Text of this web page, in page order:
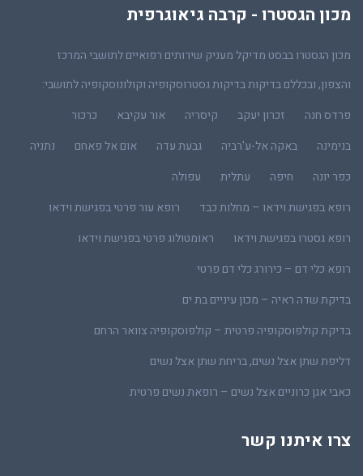
מכון הגסטרו - קרבה גיאוגרפית
מכון הגסטרו בבסט מדיקל מעניק שירותים רפואיים לתושבי המרכז
והצפון, ובכללם בדיקות בדיקות גסטרוסקופיה וקולונוסקופיה לתושבי:
פרדס חנה
זכרון יעקב קיסריה אור עקיבא
כרכור
בנימינה
באקה אל-ע'רביה גבעת עדה אום אל פאחם
נתניה
כפר יונה
חיפה עתלית
עפולה
רופא בפגישת וידאו – מחלות כבד
רופא עור פרטי בפגישת וידאו
רופא גסטרו בפגישת וידאו
ראומטולוג פרטי בפגישת וידאו
רופא כלי דם – כירורג כלי דם פרטי
בדיקת שדה ראיה – מכון עיניים בת ים
בדיקת קולפוסקופיה פרטית – קולפוסקופיה צוואר הרחם
דליפת שתן אצל נשים, בריחת שתן אצל נשים
כאבי אגן כרוניים אצל נשים – רופאת נשים פרטית
צרו איתנו קשר